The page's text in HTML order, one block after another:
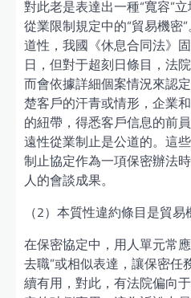
對此老是表達出一種“寬容”
從業限制規定中的“貿易機密
道性，我國《休息合同法》
日，但對于超刻日條目，法
而會依據詳細個案情況來認
楚客戶的汗青或情形，企業
的紐帶，得悉客戶信息的前
遠性從業制止是公道的。這
制止協定作為一項保密辦法
人的會談成果。
（2）本質性違約條目是貿
在保密協定中，用人單元常
去職”或相似表達，讓保密任
續有用，對此，有法院偏向